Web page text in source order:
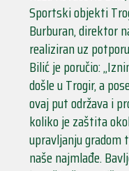
Sportski objekti
Burburan, direktor
realiziran uz
Bilić je poručio:
došle u Trogir, a
ovaj put održava i
koliko je zaštita
upravljanju gradom
naše najmlađe.